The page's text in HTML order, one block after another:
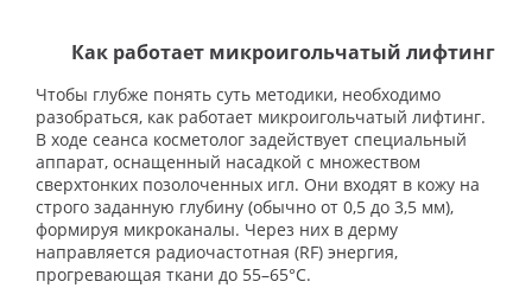
Как работает микроигольчатый лифтинг
Чтобы глубже понять суть методики, необходимо
разобраться, как работает микроигольчатый лифтинг.
В ходе сеанса косметолог задействует специальный
аппарат, оснащенный насадкой с множеством
сверхтонких позолоченных игл. Они входят в кожу на
строго заданную глубину (обычно от 0,5 до 3,5 мм),
формируя микроканалы. Через них в дерму
направляется радиочастотная (RF) энергия,
прогревающая ткани до 55–65°C.